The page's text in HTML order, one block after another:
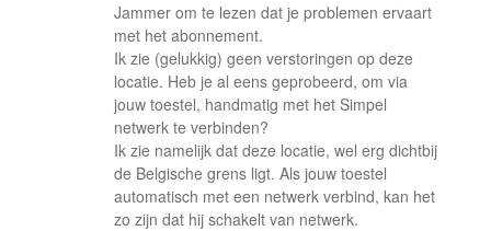
Jammer om te lezen dat je problemen ervaart
met het abonnement.
Ik zie (gelukkig) geen verstoringen op deze
locatie. Heb je al eens geprobeerd, om via
jouw toestel, handmatig met het Simpel
netwerk te verbinden?
Ik zie namelijk dat deze locatie, wel erg dichtbij
de Belgische grens ligt. Als jouw toestel
automatisch met een netwerk verbind, kan het
zo zijn dat hij schakelt van netwerk.